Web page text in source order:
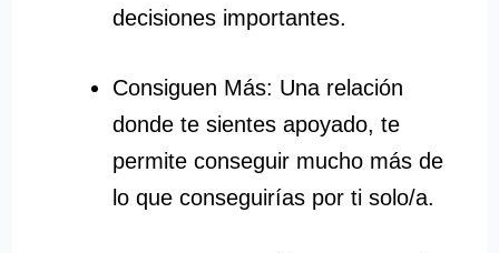
decisiones importantes.
Consiguen Más: Una relación
donde te sientes apoyado, te
permite conseguir mucho más de
lo que conseguirías por ti solo/a.